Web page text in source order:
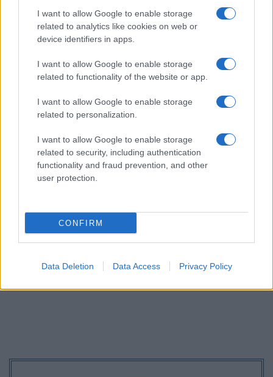
I want to allow Google to enable storage
related to analytics like cookies on web or
device identifiers in apps.
I want to allow Google to enable storage
related to functionality of the website or app.
I want to allow Google to enable storage
related to personalization.
I want to allow Google to enable storage
related to security, including authentication
functionality and fraud prevention, and other
user protection.
CONFIRM
Data Deletion Data Access Privacy Policy
Στ’ Π.Σ.Ε. Αναμορφωμένος Αξιολογικός πίνακας
Δ’ Π.Σ.Ε. Πρόγραμμα συνεντεύξεων